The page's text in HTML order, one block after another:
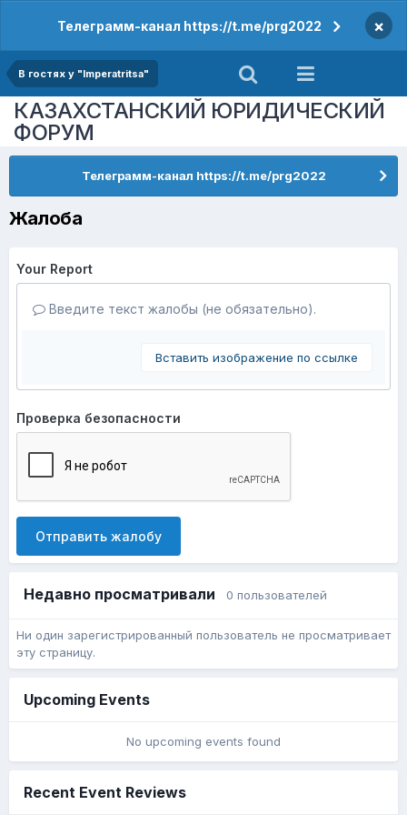
Телеграмм-канал https://t.me/prg2022 ×
В гостях у "Imperatritsa"
КАЗАХСТАНСКИЙ ЮРИДИЧЕСКИЙ
ФОРУМ
Телеграмм-канал https://t.me/prg2022
Жалоба
Your Report
Введите текст жалобы (не обязательно).
Вставить изображение по ссылке
Проверка безопасности
Отправить жалобу
Недавно просматривали 0 пользователей
Ни один зарегистрированный пользователь не просматривает
эту страницу.
Upcoming Events
No upcoming events found
Recent Event Reviews